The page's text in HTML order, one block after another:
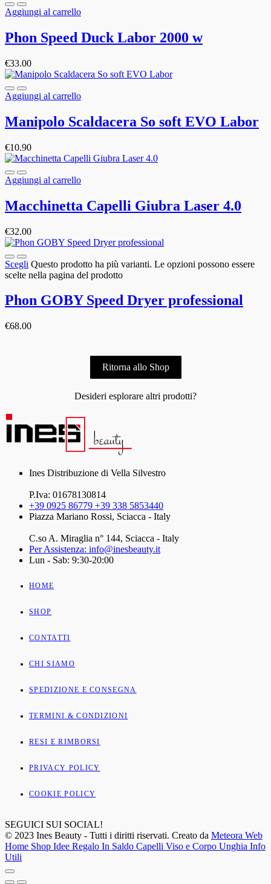
Aggiungi al carrello
Phon Speed Duck Labor 2000 w
€33.00
Aggiungi al carrello
Manipolo Scaldacera So soft EVO Labor
€10.90
Aggiungi al carrello
Macchinetta Capelli Giubra Laser 4.0
€32.00
Scegli Questo prodotto ha più varianti. Le opzioni possono essere
scelte nella pagina del prodotto
Phon GOBY Speed Dryer professional
€68.00
Ritorna allo Shop
Desideri esplorare altri prodotti?
Ines Distribuzione di Vella Silvestro
P.Iva: 01678130814
+39 0925 86779 +39 338 5853440
Piazza Mariano Rossi, Sciacca - Italy
C.so A. Miraglia n° 144, Sciacca - Italy
Per Assistenza: info@inesbeauty.it
Lun - Sab: 9:30-20:00
HOME
SHOP
CONTATTI
CHI SIAMO
SPEDIZIONE E CONSEGNA
TERMINI & CONDIZIONI
RESI E RIMBORSI
PRIVACY POLICY
COOKIE POLICY
SEGUICI SUI SOCIAL!
© 2023 Ines Beauty - Tutti i diritti riservati. Creato da Meteora Web
Home Shop Idee Regalo In Saldo Capelli Viso e Corpo Unghia Info
Utili